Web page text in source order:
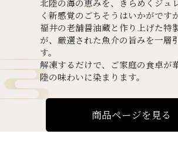
北陸の海の恵みを、きらめくジュ
く新感覚のごちそうはいかがですか
福井の老舗醤油蔵と作り上げた特
が、厳選された魚介の旨みを一層
す。
解凍するだけで、ご家庭の食卓が
陸の味わいに染まります。
商品ページを見る